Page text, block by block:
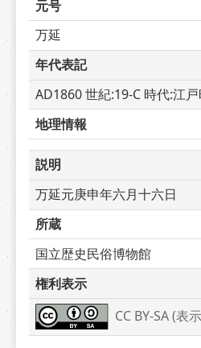
元号
万延
年代表記
AD1860 世紀:19-C 時代:江
地理情報
説明
万延元庚申年六月十六日
所蔵
国立歴史民俗博物館
権利表示
CC BY-SA (表